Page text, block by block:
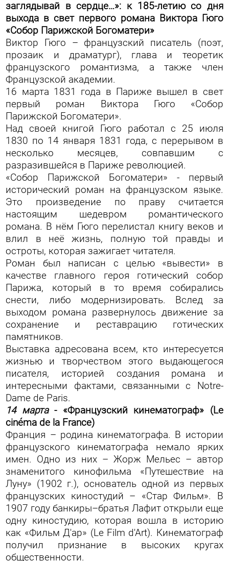
заглядывай в сердце…»: к 185-летию со дня
выхода в свет первого романа Виктора Гюго
«Собор Парижской Богоматери»
Виктор Гюго – французский писатель (поэт,
прозаик и драматург), глава и теоретик
французского романтизма, а также член
Французской академии.
16 марта 1831 года в Париже вышел в свет
первый роман Виктора Гюго «Собор
Парижской Богоматери».
Над своей книгой Гюго работал с 25 июля
1830 по 14 января 1831 года, с перерывом в
несколько месяцев, совпавшим с
разразившейся в Париже революцией.
«Собор Парижской Богоматери» - первый
исторический роман на французском языке.
Это произведение по праву считается
настоящим шедевром романтического
романа. В нём Гюго перелистал книгу веков и
влил в неё жизнь, полную той правды и
остроты, которая зажигает читателя.
Роман был написан с целью «вывести» в
качестве главного героя готический собор
Парижа, который в то время собирались
снести, либо модернизировать. Вслед за
выходом романа развернулось движение за
сохранение и реставрацию готических
памятников.
Выставка адресована всем, кто интересуется
жизнью и творчеством этого выдающегося
писателя, историей создания романа и
интересными фактами, связанными с Notre-
Dame de Paris.
14 марта- «Французский кинематограф» (Le
cinéma de la France)
Франция – родина кинематографа. В истории
французского кинематографа немало ярких
имен. Одно из них – Жорж Мельес – автор
знаменитого кинофильма «Путешествие на
Луну» (1902 г.), основатель одной из первых
французских киностудий – «Стар Фильм». В
1907 году банкиры–братья Лафит открыли еще
одну киностудию, которая вошла в историю
как «Фильм Д'ар» (Le Film d'Art). Кинематограф
получил признание в высоких кругах
общественности.